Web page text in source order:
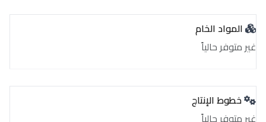
المواد الخام
غير متوفر حالياً
خطوط الإنتاج
غير متوفر حالياً